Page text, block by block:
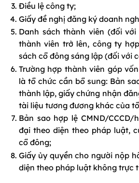
Điều lệ công ty;
Giấy đề nghị đăng ký doanh
Danh sách thành viên (đối
thành viên trở lên, công ty
sách cổ đông sáng lập (đối với
Trường hợp thành viên góp
là tổ chức cần bổ sung: Bản
thành lập, giấy chứng nhận
tài liệu tương đương khác của
Bản sao hợp lệ CMND/
đại theo diện theo pháp luật,
cổ đông;
Giấy ủy quyền cho người nộp
diện theo pháp luật không trực